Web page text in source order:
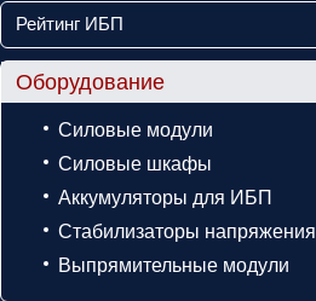
Рейтинг ИБП
Оборудование
Силовые модули
Силовые шкафы
Аккумуляторы для ИБП
Стабилизаторы напряжения
Выпрямительные модули